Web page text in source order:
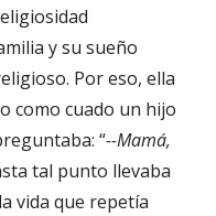
y su sueño
Por eso, ella
como cuado un hijo
“--Mamá,
tal punto llevaba
vida que repetía